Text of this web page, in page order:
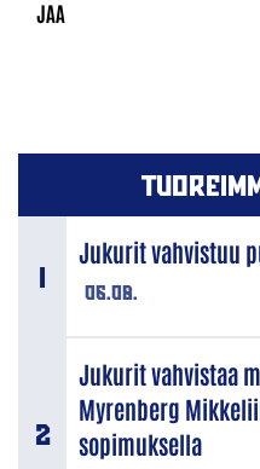
06.08.
Jukurit vahvistuu
Jukurit vahvistaa
Myrenberg
sopimuksella